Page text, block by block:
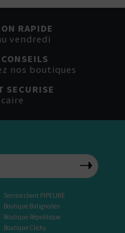
RAPIDE
vendredi
nos boutiques
SECURISE
Service client PIPELINE
Boutique Batignolles
Boutique République
Boutique Clichy